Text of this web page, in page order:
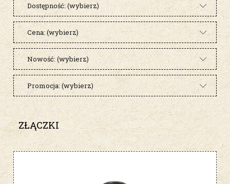
Dostępność: (wybierz)
Cena: (wybierz)
Nowość: (wybierz)
Promocja: (wybierz)
ZŁĄCZKI